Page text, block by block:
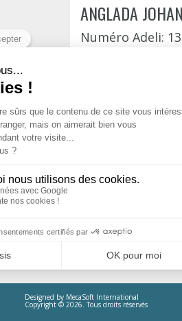
ANGLADA
Numéro Adeli:
Numéro Adeli:
ANGLADA
Numéro Adeli:
Designed by MecaSoft International
Copyright © 2026. Tous droits réservés